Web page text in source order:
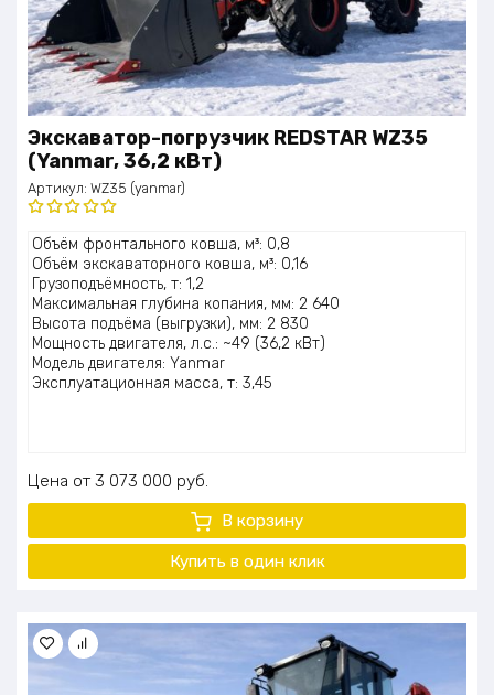
Экскаватор-погрузчик REDSTAR WZ35
(Yanmar, 36,2 кВт)
Артикул: WZ35 (yanmar)
Оценка
5.00из 5
Объём фронтального ковша, м³: 0,8
Объём экскаваторного ковша, м³: 0,16
Грузоподъёмность, т: 1,2
Максимальная глубина копания, мм: 2 640
Высота подъёма (выгрузки), мм: 2 830
Мощность двигателя, л.с.: ~49 (36,2 кВт)
Модель двигателя: Yanmar
Эксплуатационная масса, т: 3,45
Цена 3 073 000 руб.
В корзину
Купить в один клик